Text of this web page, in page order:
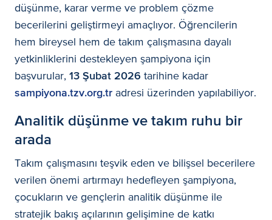
düşünme, karar verme ve problem çözme
becerilerini geliştirmeyi amaçlıyor. Öğrencilerin
hem bireysel hem de takım çalışmasına dayalı
yetkinliklerini destekleyen şampiyona için
başvurular, 13 Şubat 2026 tarihine kadar
sampiyona.tzv.org.tr adresi üzerinden yapılabiliyor.
Analitik düşünme ve takım ruhu bir
arada
Takım çalışmasını teşvik eden ve bilişsel becerilere
verilen önemi artırmayı hedefleyen şampiyona,
çocukların ve gençlerin analitik düşünme ile
stratejik bakış açılarının gelişimine de katkı